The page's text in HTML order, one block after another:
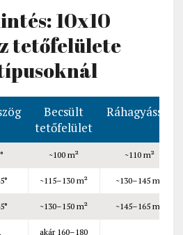
10x10
tetőfelülete
Becsült
tetőfelület
Ráhagyással
~100 m² ~110 m²
~115–130 m² ~130–145 m²
~130–150 m² ~145–165 m²
akár 160–180